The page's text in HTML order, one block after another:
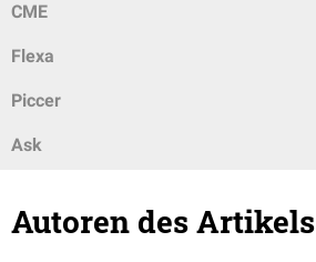
CME
Flexa
Piccer
Ask
Autoren des Artikels